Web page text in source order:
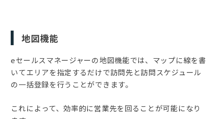
地図機能
eセールスマネージャーの地図機能では、マップに線を書
いてエリアを指定するだけで訪問先と訪問スケジュール
の一括登録を行うことができます。
これによって、効率的に営業先を回ることが可能になり